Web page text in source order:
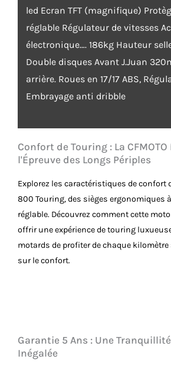
led Ecran TFT (magnifique)
réglable Régulateur de vitesses
électronique…. 186kg Hauteur
Double disques Avant J.Juan
arrière. Roues en 17/17 ABS,
Embrayage anti dribble
Confort de Touring : La
l'Épreuve des Longs Périples
Explorez les caractéristiques de confort
800 Touring, des sièges ergonomiques
réglable. Découvrez comment cette
offrir une expérience de touring
motards de profiter de chaque
sur le confort.
Garantie 5 Ans : Une
Inégalée